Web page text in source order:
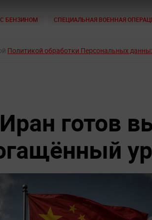
БЕНЗИНОМ СПЕЦИАЛЬНАЯ ВОЕННАЯ
Политикой обработки Персональных
готов